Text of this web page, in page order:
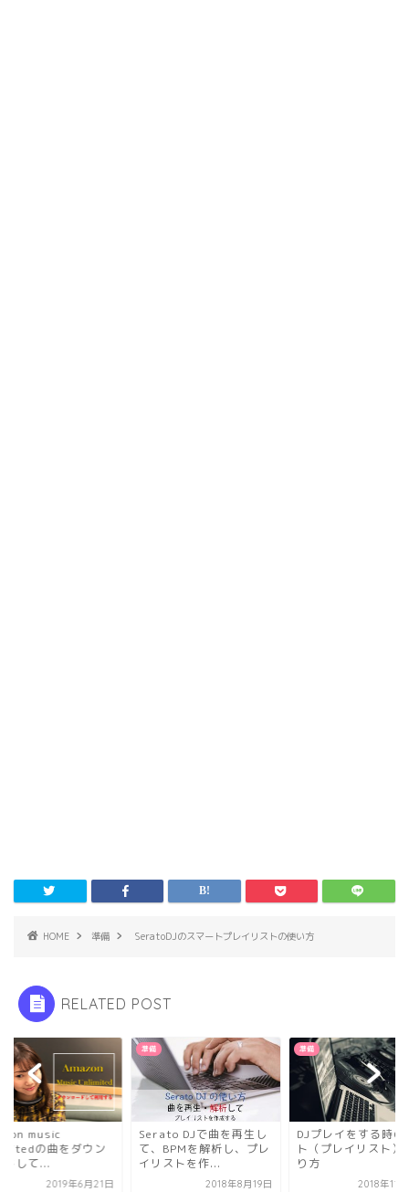
HOME 準備 SeratoDJのスマートプレイリストの使い方
RELATED POST
music
の曲をダウン
ドして...
2019年6月21日
準備
Serato DJで曲を再生し
て、BPMを解析し、プレ
イリストを作...
2018年8月19日
準備
DJプレイをする時の
ト（プレイリスト）
り方
2018年11